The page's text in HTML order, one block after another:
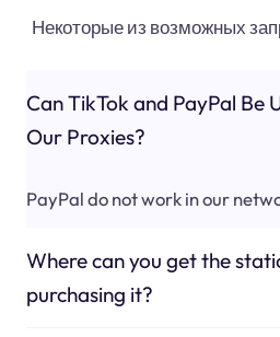
Некоторые из возможных
Can TikTok and PayPal Be
Our Proxies?
PayPal do not work in our
Where can you get the
purchasing it?